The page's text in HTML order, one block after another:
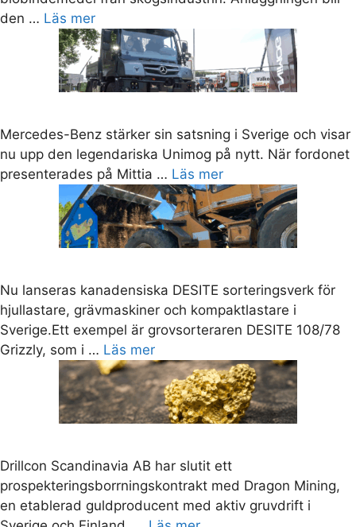
den … Läs mer
Mercedes-Benz stärker sin satsning i Sverige och visar
nu upp den legendariska Unimog på nytt. När fordonet
presenterades på Mittia … Läs mer
Nu lanseras kanadensiska DESITE sorteringsverk för
hjullastare, grävmaskiner och kompaktlastare i
Sverige.Ett exempel är grovsorteraren DESITE 108/78
Grizzly, som i … Läs mer
Drillcon Scandinavia AB har slutit ett
prospekteringsborrningskontrakt med Dragon Mining,
en etablerad guldproducent med aktiv gruvdrift i